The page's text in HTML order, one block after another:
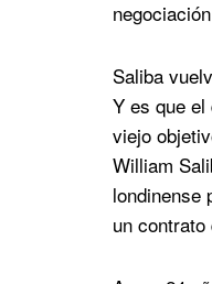
Saliba
Y es que el
viejo
William
londinense
un